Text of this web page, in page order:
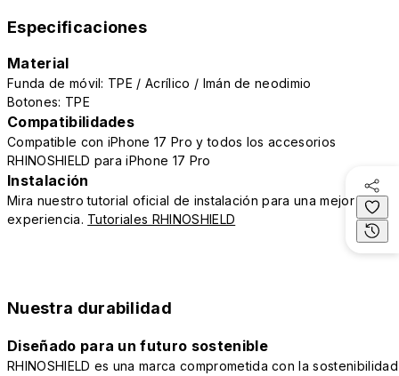
Especificaciones
Material
Funda de móvil: TPE / Acrílico / Imán de neodimio
Botones: TPE
Compatibilidades
Compatible con iPhone 17 Pro y todos los accesorios
RHINOSHIELD para iPhone 17 Pro
Instalación
Mira nuestro tutorial oficial de instalación para una mejor
experiencia. Tutoriales RHINOSHIELD
Nuestra durabilidad
Diseñado para un futuro sostenible
RHINOSHIELD es una marca comprometida con la sostenibilidad